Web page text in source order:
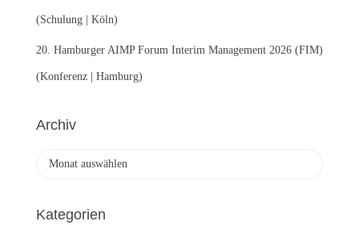
(Schulung | Köln)
20. Hamburger AIMP Forum Interim Management 2026 (FIM)
(Konferenz | Hamburg)
Archiv
h
Kategorien